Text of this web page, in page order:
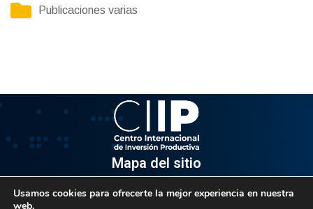
Publicaciones varias
Mapa del sitio
Usamos cookies para ofrecerte la mejor experiencia en nuestra
web.